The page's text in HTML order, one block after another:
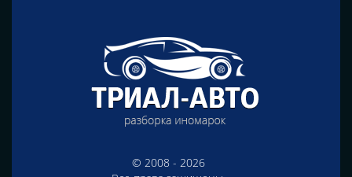
© 2008 - 2026